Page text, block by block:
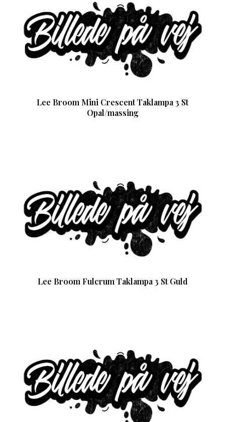
Lee Broom Mini Crescent Taklampa 3 St
Opal/massing
Lee Broom Fulcrum Taklampa 3 St Guld